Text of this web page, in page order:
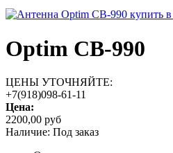
Optim CB-990
ЦЕНЫ УТОЧНЯЙТЕ:
+7(918)098-61-11
Цена:
2200,00 руб
Наличие: Под заказ